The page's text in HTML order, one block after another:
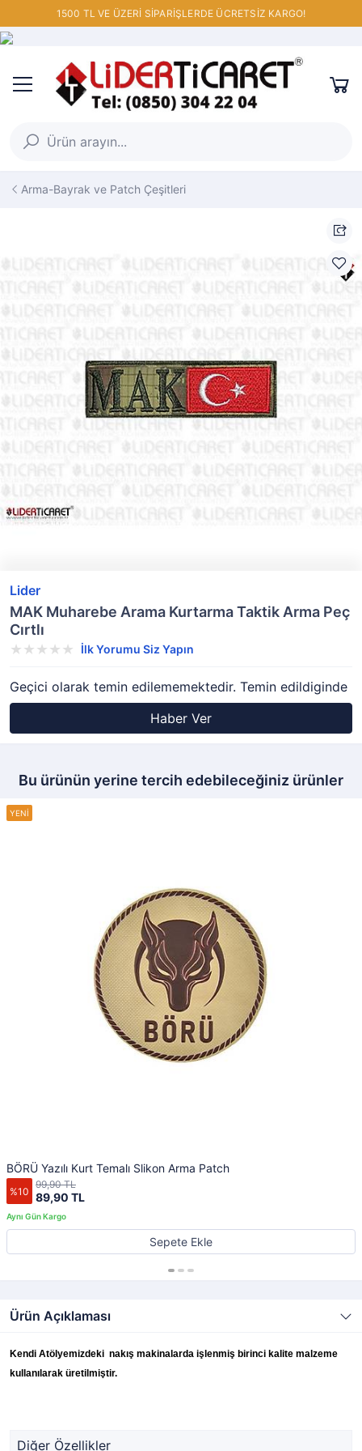
1500 TL VE ÜZERİ SİPARİŞLERDE ÜCRETSİZ KARGO!
Arma-Bayrak ve Patch Çeşitleri
Lider
MAK Muharebe Arama Kurtarma Taktik Arma Peç
Cırtlı
İlk Yorumu Siz Yapın
Geçici olarak temin edilememektedir. Temin edildiginde
Haber Ver
Bu ürünün yerine tercih edebileceğiniz ürünler
BÖRÜ Yazılı Kurt Temalı Slikon Arma Patch
%10 89,90 TL
99,90 TL
Sepete Ekle
Ürün Açıklaması
Kendi Atölyemizdeki nakış makinalarda işlenmiş birinci kalite malzeme
kullanılarak üretilmiştir.
Diğer Özellikler